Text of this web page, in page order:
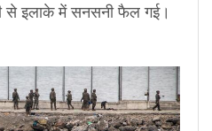
से इलाके में सनसनी फैल गई।